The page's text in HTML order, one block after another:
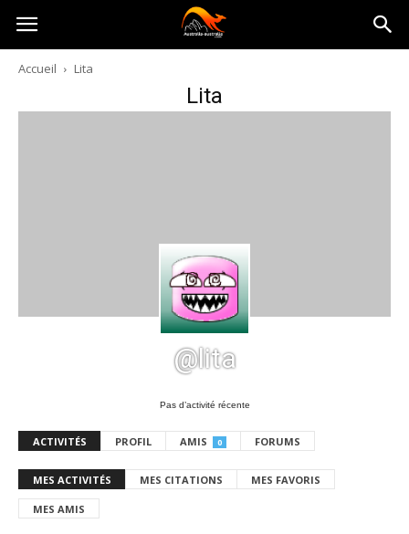
Australia-
australie.com
Accueil Lita
Lita
@lita
Pas d’activité récente
ACTIVITÉS PROFIL AMIS 0 FORUMS
MES ACTIVITÉS MES CITATIONS MES FAVORIS
MES AMIS